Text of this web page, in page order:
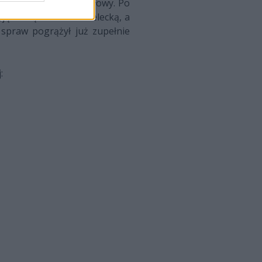
startem drugiej połowy. Po
niemoc strzelecką, a
pogrążył już zupełnie